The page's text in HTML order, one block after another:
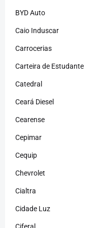
BYD Auto
Caio Induscar
Carrocerias
Carteira de Estudante
Catedral
Ceará Diesel
Cearense
Cepimar
Cequip
Chevrolet
Cialtra
Cidade Luz
Ciferal